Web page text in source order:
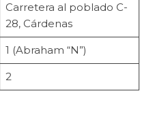
Carretera al poblado C-
28, Cárdenas
1 (Abraham “N”)
2